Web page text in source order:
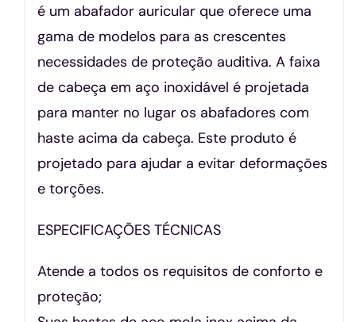
é um abafador auricular que oferece uma
gama de modelos para as crescentes
necessidades de proteção auditiva. A faixa
de cabeça em aço inoxidável é projetada
para manter no lugar os abafadores com
haste acima da cabeça. Este produto é
projetado para ajudar a evitar deformações
e torções.
ESPECIFICAÇÕES TÉCNICAS
Atende a todos os requisitos de conforto e
proteção;